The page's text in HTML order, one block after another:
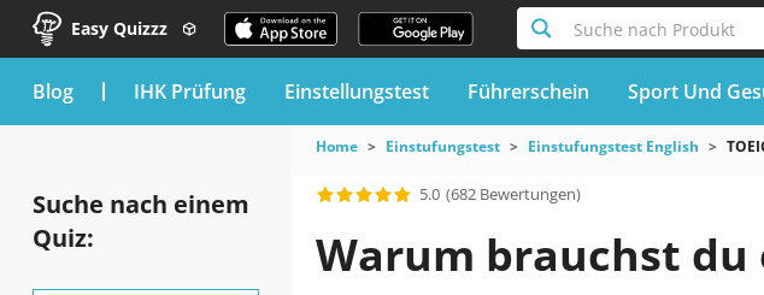
Easy Quizzz Suche nach Produkt
blog IHK Prüfung Einstellungstest Führerschein Sport Und
Suche nach einem
Quiz:
Home Einstufungstest Einstufungstest English
5.0 (682 Bewertungen)
Warum brauchst